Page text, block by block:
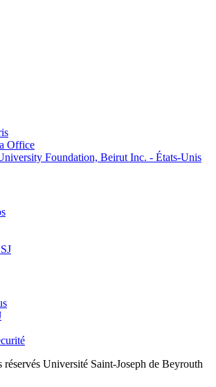
Office
Foundation, Beirut Inc. - États-Unis
réservés Université Saint-Joseph de Beyrouth